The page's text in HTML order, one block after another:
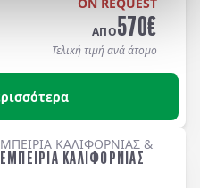
ΑΠΟ570€
Τελική τιμή ανά άτομο
ΚΑΛΙΦΟΡΝΙΑΣ